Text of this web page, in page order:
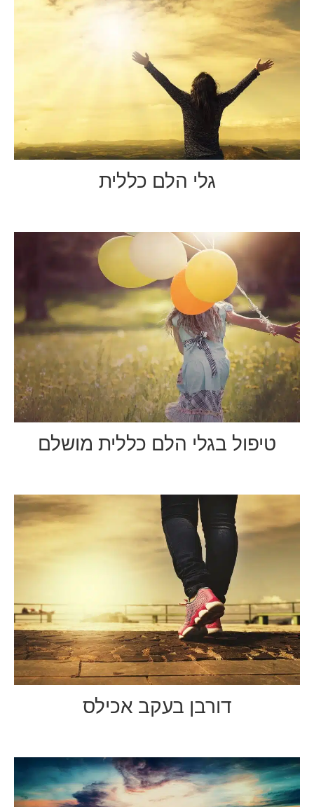
גלי הלם כללית
טיפול בגלי הלם כללית מושלם
דורבן בעקב אכילס